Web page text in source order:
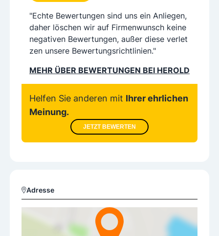
"Echte Bewertungen sind uns ein Anliegen,
daher löschen wir auf Firmenwunsch keine
negativen Bewertungen, außer diese verlet
zen unsere Bewertungsrichtlinien."
MEHR ÜBER BEWERTUNGEN BEI HEROLD
Helfen Sie anderen mit Ihrer ehrlichen
Meinung.
JETZT BEWERTEN
Adresse